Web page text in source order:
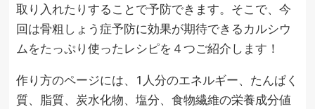
取り入れたりすることで予防できます。そこで、今
回は骨粗しょう症予防に効果が期待できるカルシウ
ムをたっぷり使ったレシピを４つご紹介します！
作り方のページには、1人分のエネルギー、たんぱく
質、脂質、炭水化物、塩分、食物繊維の栄養成分値